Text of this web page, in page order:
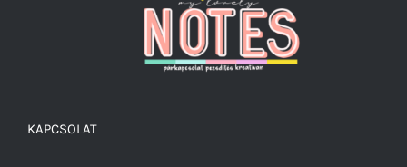
KAPCSOLAT